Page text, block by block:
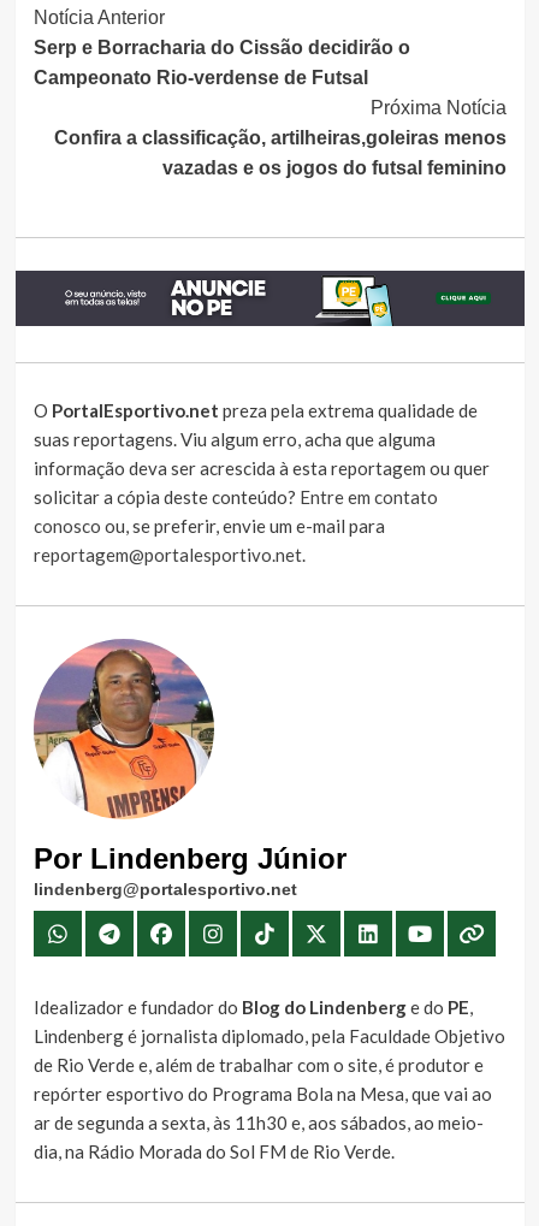
Continue
Lendo
Notícia Anterior
Serp e Borracharia do Cissão decidirão o
Campeonato Rio-verdense de Futsal
Próxima Notícia
Confira a classificação, artilheiras,goleiras menos
vazadas e os jogos do futsal feminino
O PortalEsportivo.net preza pela extrema qualidade de
suas reportagens. Viu algum erro, acha que alguma
informação deva ser acrescida à esta reportagem ou quer
solicitar a cópia deste conteúdo? Entre em contato
conosco ou, se preferir, envie um e-mail para
reportagem@portalesportivo.net.
Por Lindenberg Júnior
lindenberg@portalesportivo.net
Idealizador e fundador do Blog do Lindenberge do PE,
Lindenberg é jornalista diplomado, pela Faculdade Objetivo
de Rio Verde e, além de trabalhar com o site, é produtor e
repórter esportivo do Programa Bola na Mesa, que vai ao
ar de segunda a sexta, às 11h30 e, aos sábados, ao meio-
dia, na Rádio Morada do Sol FM de Rio Verde.